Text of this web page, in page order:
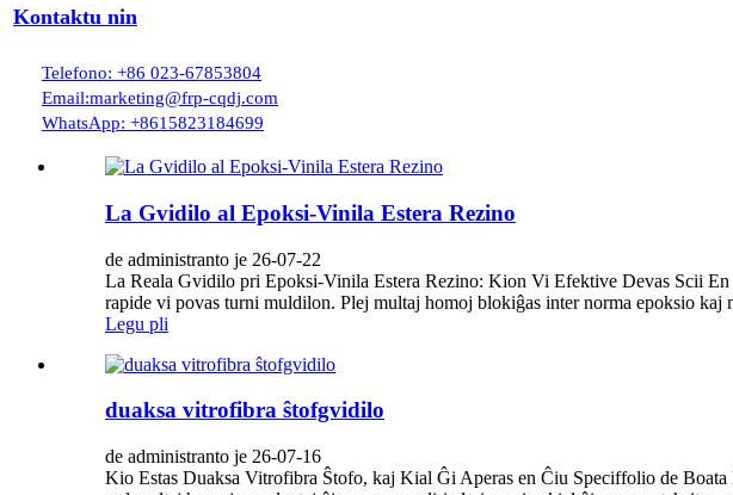
Kontaktu nin
Telefono: +86 023-67853804
Email:marketing@frp-cqdj.com
WhatsApp: +8615823184699
La Gvidilo al Epoksi-Vinila Estera Rezino
de administranto je 26-07-22
La Reala Gvidilo pri Epoksi-Vinila Estera Rezino: Kion Vi Efektive Devas Scii
rapide vi povas turni muldilon. Plej multaj homoj blokiĝas inter norma epoksio kaj
Legu pli
duaksa vitrofibra ŝtofgvidilo
de administranto je 26-07-16
Kio Estas Duaksa Vitrofibra Ŝtofo, kaj Kial Ĝi Aperas en Ĉiu Speciffolio de